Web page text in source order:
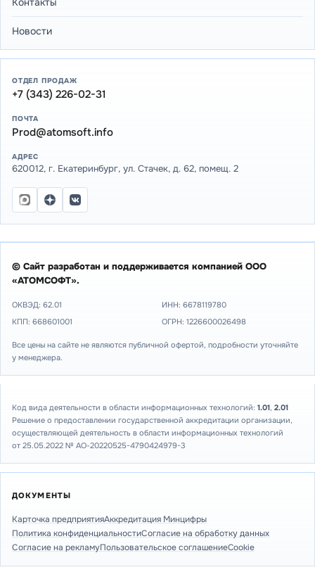
Новости
ОТДЕЛ ПРОДАЖ
+7 (343) 226-02-31
ПОЧТА
Prod@atomsoft.info
АДРЕС
620012, г. Екатеринбург, ул. Стачек, д. 62, помещ. 2
© Сайт разработан и поддерживается компанией ООО
«АТОМСОФТ».
ОКВЭД: 62.01 ИНН: 6678119780
КПП: 668601001
ОГРН: 1226600026498
Все цены на сайте не являются публичной офертой, подробности уточняйте
у менеджера.
Код вида деятельности в области информационных технологий: 1.01, 2.01
Решение о предоставлении государственной аккредитации организации,
осуществляющей деятельность в области информационных технологий
от 25.05.2022 № АО-20220525-4790424979-3
ДОКУМЕНТЫ
Карточка предприятияАккредитация Минцифры
Политика конфиденциальностиСогласие на обработку данных
Согласие на рекламуПользовательское соглашениеCookie